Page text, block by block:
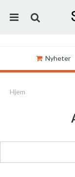
Nyheter
Hjem